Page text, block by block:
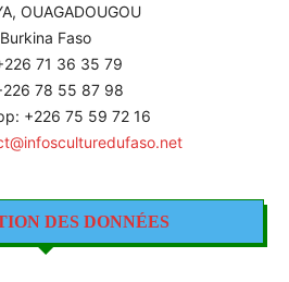
OUAGADOUGOU
Burkina Faso
71 36 35 79
78 55 87 98
+226 75 59 72 16
DES DONNÉES